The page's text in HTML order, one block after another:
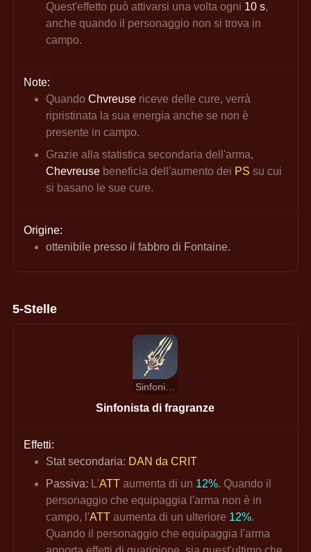
Quest'effetto può attivarsi una volta ogni 10 s,
anche quando il personaggio non si trova in
campo.
Note:
Quando Chvreuse riceve delle cure, verrà
ripristinata la sua energia anche se non è
presente in campo.
Grazie alla statistica secondaria dell'arma,
Chevreuse beneficia dell'aumento dei PS su cui
si basano le sue cure.
Origine:
ottenibile presso il fabbro di Fontaine.
5-Stelle
Sinfonista di fragranze
Sinfonista di fragranze
Effetti:
Stat secondaria: DAN da CRIT
Passiva: L'ATT aumenta di un 12%. Quando il
personaggio che equipaggia l'arma non è in
campo, l'ATT aumenta di un ulteriore 12%.
Quando il personaggio che equipaggia l'arma